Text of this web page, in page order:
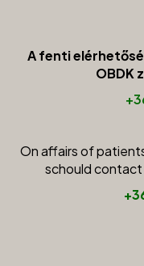
A fenti
OBDK
On affairs of
schould